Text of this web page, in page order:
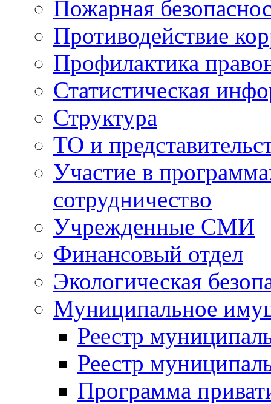
Пожарная
Противодействие
Профилактика
Статистическая
Структура
ТО и
Участие в
сотрудничество
Учрежденные СМИ
Финансовый отдел
Экологическая
Муниципальное
Реестр
Реестр
Программа